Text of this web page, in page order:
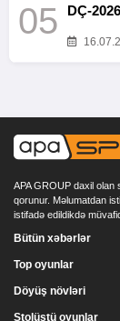
05 DÇ-
APA GROUP daxil olan
qorunur. Məlumatdan
istifadə edildikdə
Bütün xəbərlər
Top oyunlar
Döyüş növləri
Stolüstü oyunlar